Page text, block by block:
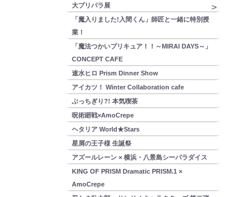
大プリパラ展
「魔入りました!入間くん」師匠と一緒に特別授
業！
「魔法つかいプリキュア！！～MIRAI DAYS～」
CONCEPT CAFE
速水ヒロ Prism Dinner Show
アイカツ！ Winter Collaboration cafe
ぶっちぎり?! 本気喫茶
呪術廻戦×AmoCrepe
ヘタリア World★Stars
星屑の王子様 生誕祭
アズールレーン × 横浜・八景島シーパラダイス
KING OF PRISM Dramatic PRISM.1 ×
AmoCrepe